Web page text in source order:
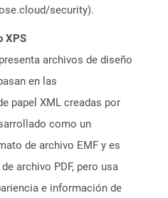
security).
XPS
archivos de diseño
en las
papel XML creadas por
como un
de archivo EMF y es
archivo PDF, pero usa
e información de